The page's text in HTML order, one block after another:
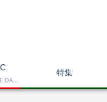
Dell OptiPlex、NEC LAVIE DA770、HP DT 24-cr2000、ASUS V470VAK、Dell 24 AIO EC24250などを掲載したデスクトップPC一覧です。一体型や整備済み品を比較しながら、用途に合うモデルを選べます。
特集